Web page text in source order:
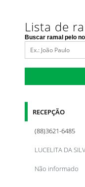
Lista de
Buscar ramal pelo
RECEPÇÃO
(88)3621-6485
LUCELITA DA
Não informado